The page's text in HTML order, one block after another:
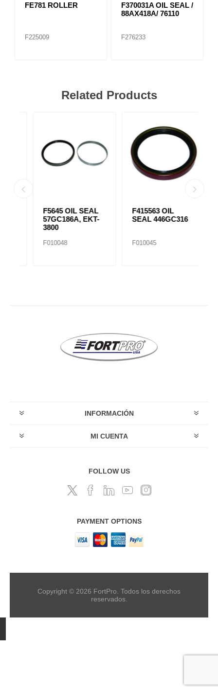
FE781 ROLLER
F225009
F370031A OIL SEAL /
88AX418A/ 76110
F276233
Related Products
F415563 OIL
SEAL 446GC316
F010045
F3004316 OIL
SEAL
F020442
INFORMACIÓN
MI CUENTA
FOLLOW US
PAYMENT OPTIONS
Copyright © 2026 FortPro. Todos los derechos
reservados.